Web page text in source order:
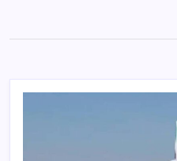
content